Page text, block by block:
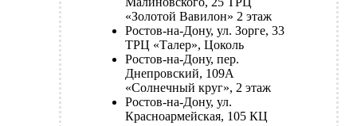
«Золотой Вавилон» 2 этаж
Ростов-на-Дону, ул. Зорге, 33
ТРЦ «Талер», Цоколь
Ростов-на-Дону, пер.
Днепровский, 109А
«Солнечный круг», 2 этаж
Ростов-на-Дону, ул.
Красноармейская, 105 КЦ